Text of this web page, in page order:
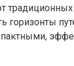
традиционных
горизонты